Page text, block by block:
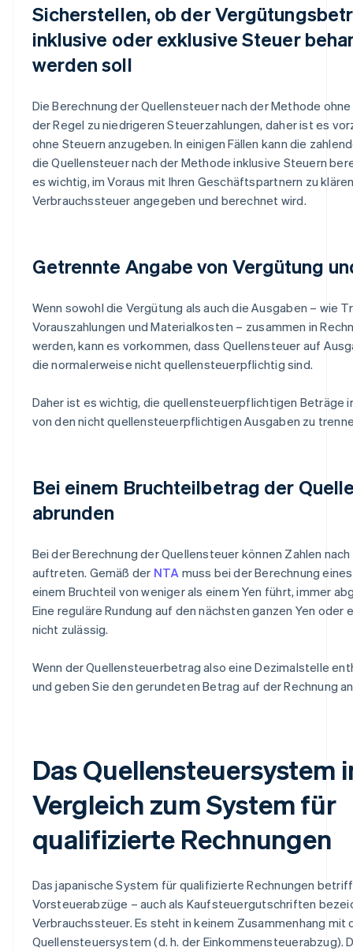
Sicherstellen, ob der
inklusive oder exklusive Steuer
werden soll
Die Berechnung der Quellensteuer nach der Methode
der Regel zu niedrigeren Steuerzahlungen, daher ist es
ohne Steuern anzugeben. In einigen Fällen kann die
die Quellensteuer nach der Methode inklusive Steuern
es wichtig, im Voraus mit Ihren Geschäftspartnern zu
Verbrauchssteuer angegeben und berechnet wird.
Getrennte Angabe von Vergütung
Wenn sowohl die Vergütung als auch die Ausgaben – wie
Vorauszahlungen und Materialkosten – zusammen in
werden, kann es vorkommen, dass Quellensteuer auf
die normalerweise nicht quellensteuerpflichtig sind.
Daher ist es wichtig, die quellensteuerpflichtigen Beträge
von den nicht quellensteuerpflichtigen Ausgaben zu
Bei einem Bruchteilbetrag der
abrunden
Bei der Berechnung der Quellensteuer können Zahlen
auftreten. Gemäß der NTA muss bei der Berechnung
einem Bruchteil von weniger als einem Yen führt, immer
Eine reguläre Rundung auf den nächsten ganzen Yen oder
nicht zulässig.
Wenn der Quellensteuerbetrag also eine Dezimalstelle
und geben Sie den gerundeten Betrag auf der Rechnung
Das Quellensteuersystem
Vergleich zum System für
qualifizierte Rechnungen
Das japanische System für qualifizierte Rechnungen
Vorsteuerabzüge – auch als Kaufsteuergutschriften
Verbrauchssteuer. Es steht in keinem Zusammenhang mit
Quellensteuersystem (d. h. der Einkommensteuerabzug).